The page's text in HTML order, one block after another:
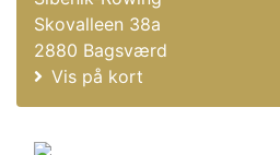
Skovalleen 38a
2880 Bagsværd
Vis på kort